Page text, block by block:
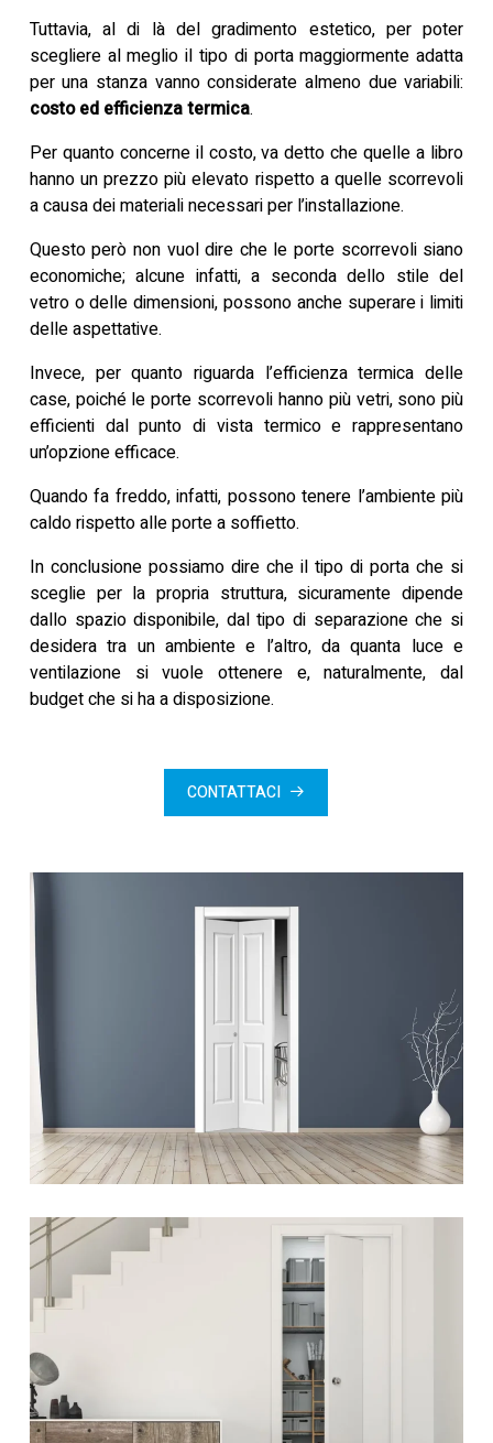
Tuttavia, al di là del gradimento estetico, per poter
scegliere al meglio il tipo di porta maggiormente adatta
per una stanza vanno considerate almeno due variabili:
costo ed efficienza termica.
Per quanto concerne il costo, va detto che quelle a libro
hanno un prezzo più elevato rispetto a quelle scorrevoli
a causa dei materiali necessari per l’installazione.
Questo però non vuol dire che le porte scorrevoli siano
economiche; alcune infatti, a seconda dello stile del
vetro o delle dimensioni, possono anche superare i limiti
delle aspettative.
Invece, per quanto riguarda l’efficienza termica delle
case, poiché le porte scorrevoli hanno più vetri, sono più
efficienti dal punto di vista termico e rappresentano
un’opzione efficace.
Quando fa freddo, infatti, possono tenere l’ambiente più
caldo rispetto alle porte a soffietto.
In conclusione possiamo dire che il tipo di porta che si
sceglie per la propria struttura, sicuramente dipende
dallo spazio disponibile, dal tipo di separazione che si
desidera tra un ambiente e l’altro, da quanta luce e
ventilazione si vuole ottenere e, naturalmente, dal
budget che si ha a disposizione.
CONTATTACI